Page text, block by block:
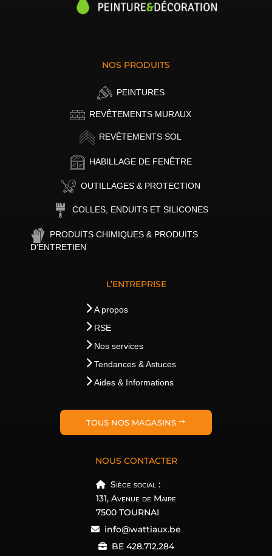
NOS PRODUITS
PEINTURES
REVÊTEMENTS MURAUX
REVÊTEMENTS SOL
HABILLAGE DE FENÊTRE
OUTILLAGES & PROTECTION
COLLES, ENDUITS ET SILICONES
PRODUITS CHIMIQUES & PRODUITS
D’ENTRETIEN
L’ENTREPRISE
A propos
RSE
Nos services
Tendances & Astuces
Aides & Informations
TOUS NOS MAGASINS
NOUS CONTACTER
Siège social :
131, Avenue de Maire
7500 TOURNAI
info@wattiaux.be
BE 428.712.284